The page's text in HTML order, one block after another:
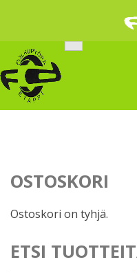
content
OSTOSKORI
Ostoskori on tyhjä.
ETSI